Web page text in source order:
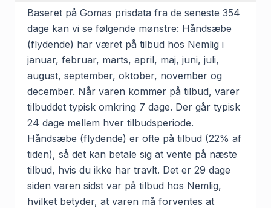
Baseret på Gomas prisdata fra de seneste 354
dage kan vi se følgende mønstre: Håndsæbe
(flydende) har været på tilbud hos Nemlig i
januar, februar, marts, april, maj, juni, juli,
august, september, oktober, november og
december. Når varen kommer på tilbud, varer
tilbuddet typisk omkring 7 dage. Der går typisk
24 dage mellem hver tilbudsperiode.
Håndsæbe (flydende) er ofte på tilbud (22% af
tiden), så det kan betale sig at vente på næste
tilbud, hvis du ikke har travlt. Det er 29 dage
siden varen sidst var på tilbud hos Nemlig,
hvilket betyder, at varen må forventes at